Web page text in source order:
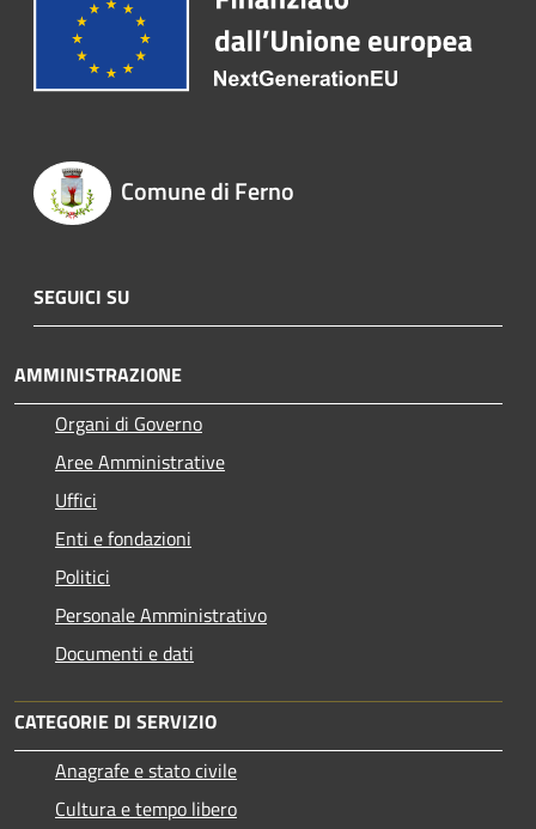
Comune di Ferno
SEGUICI SU
AMMINISTRAZIONE
Organi di Governo
Aree Amministrative
Uffici
Enti e fondazioni
Politici
Personale Amministrativo
Documenti e dati
CATEGORIE DI SERVIZIO
Anagrafe e stato civile
Cultura e tempo libero